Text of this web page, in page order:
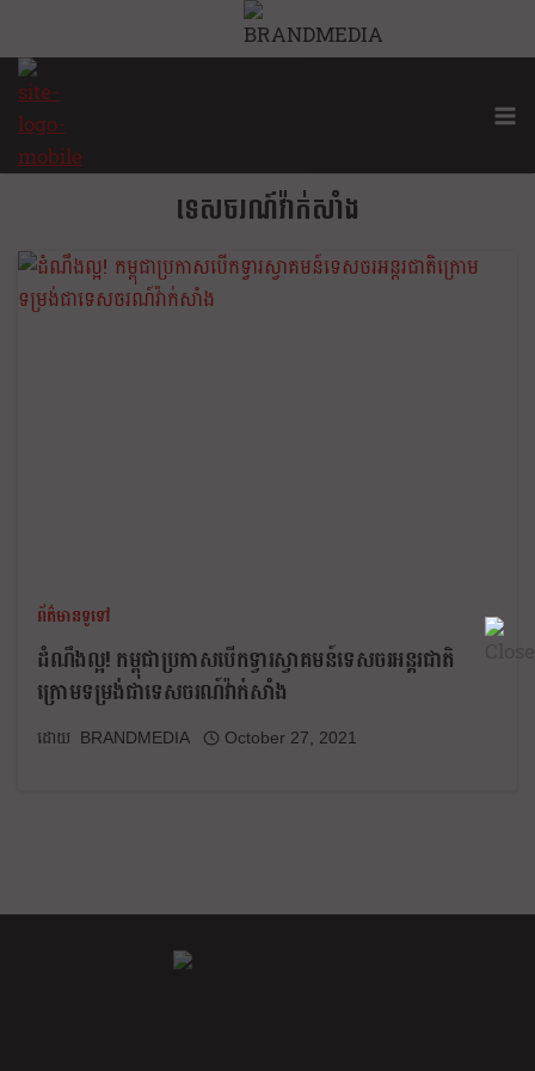
ទេសចរណ៍វ៉ាក់សាំង
ព័ត៌មានទូទៅ
ដំណឹងល្អ! កម្ពុជាប្រកាសបើកទ្វារស្វាគមន៍ទេសចរអន្តរជាតិ
ក្រោមទម្រង់ជាទេសចរណ៍វ៉ាក់សាំង
BRANDMEDIA October 27, 2021